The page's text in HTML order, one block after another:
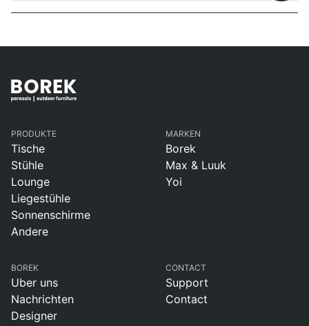
PRODUKTE
Tische
Stühle
Lounge
Liegestühle
Sonnenschirme
Andere
MARKEN
Borek
Max & Luuk
Yoi
BOREK
Uber uns
Nachrichten
Designer
CONTACT
Support
Contact